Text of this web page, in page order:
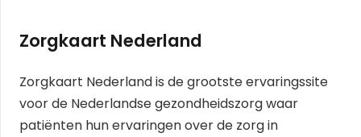
Zorgkaart Nederland
Zorgkaart Nederland is de grootste ervaringssite
voor de Nederlandse gezondheidszorg waar
patiënten hun ervaringen over de zorg in